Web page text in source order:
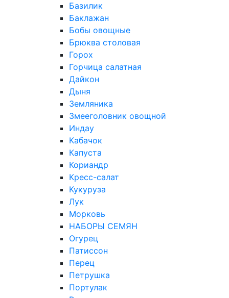
Базилик
Баклажан
Бобы овощные
Брюква столовая
Горох
Горчица салатная
Дайкон
Дыня
Земляника
Змееголовник овощной
Индау
Кабачок
Капуста
Кориандр
Кресс-салат
Кукуруза
Лук
Морковь
НАБОРЫ СЕМЯН
Огурец
Патиссон
Перец
Петрушка
Портулак